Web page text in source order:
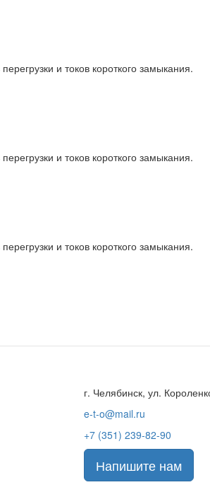
и токов короткого замыкания.
и токов короткого замыкания.
и токов короткого замыкания.
г. Челябинск, ул.
e-t-o@mail.ru
+7 (351) 239-82-90
Напишите нам